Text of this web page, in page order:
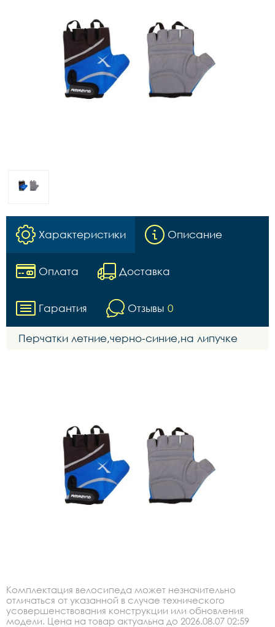
Характеристики Описание
Оплата Доставка
Гарантия Отзывы 0
Перчатки летние,черно-синие,на липучке
Комплектация велосипеда может незначительно
отличаться от указанной в случае технического
усовершенствования конструкции или обновления
модели. Цена на товар актуальна до 2026.08.07 02:59